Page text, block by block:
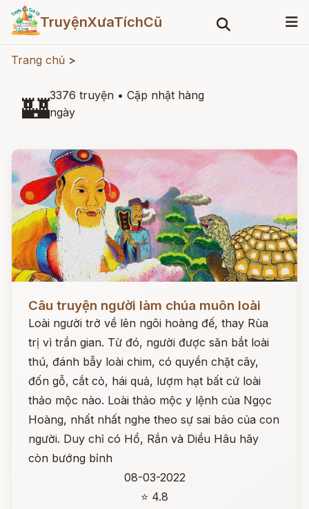
TruyệnXưaTíchCũ
Trang chủ >
🏰3376 truyện • Cập nhật hàng
ngày
Câu truyện người làm chúa muôn loài
Loài người trở về lên ngôi hoàng đế, thay Rùa
trị vì trần gian. Từ đó, người được săn bắt loài
thú, đánh bẫy loài chim, có quyền chặt cây,
đốn gỗ, cắt cỏ, hái quả, lượm hạt bất cứ loài
thảo mộc nào. Loài thảo mộc y lệnh của Ngọc
Hoàng, nhất nhất nghe theo sự sai bảo của con
người. Duy chỉ có Hổ, Rắn và Diều Hâu hãy
còn bướng bỉnh
08-03-2022
⭐ 4.8